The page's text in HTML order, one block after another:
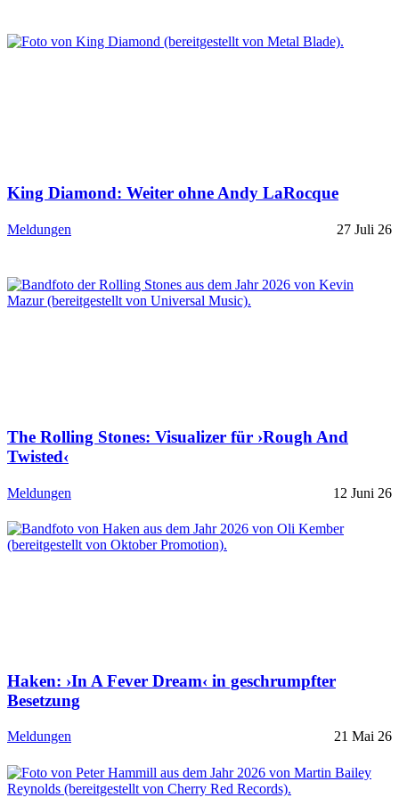
King Diamond: Weiter ohne Andy LaRocque
Meldungen 27 Juli 26
The Rolling Stones: Visualizer für ›Rough And
Twisted‹
Meldungen 12 Juni 26
Haken: ›In A Fever Dream‹ in geschrumpfter
Besetzung
Meldungen 21 Mai 26